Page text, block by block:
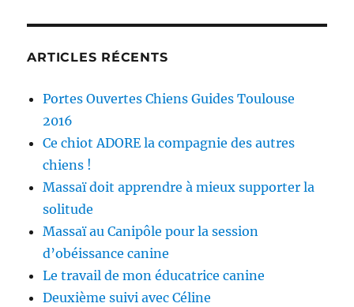
ARTICLES RÉCENTS
Portes Ouvertes Chiens Guides Toulouse
2016
Ce chiot ADORE la compagnie des autres
chiens !
Massaï doit apprendre à mieux supporter la
solitude
Massaï au Canipôle pour la session
d’obéissance canine
Le travail de mon éducatrice canine
Deuxième suivi avec Céline